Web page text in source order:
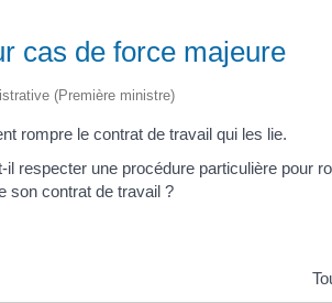
cas de force majeure
(Première ministre)
rompre le contrat de travail qui les lie.
respecter une procédure particulière pour
son contrat de travail ?